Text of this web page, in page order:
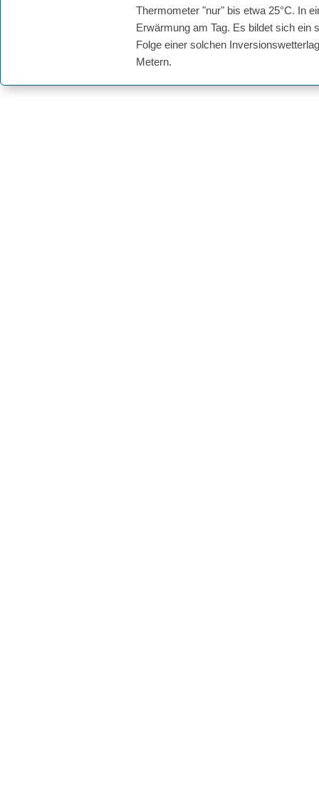
Thermometer "nur" bis etwa 25°C. In
Erwärmung am Tag. Es bildet sich ein
Folge einer solchen
Metern.